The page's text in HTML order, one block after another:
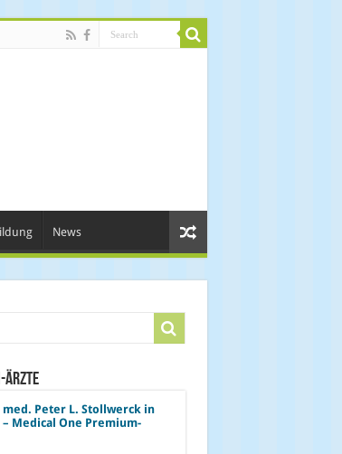
News
Ärzte
med. Peter L. Stollwerck in
Medical One Premium-